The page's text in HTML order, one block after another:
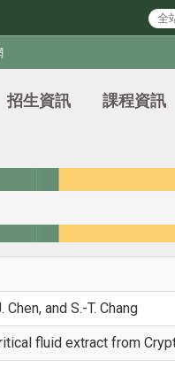
招生資訊 課程資訊
Chen, and S.-T. Chang
fluid extract from